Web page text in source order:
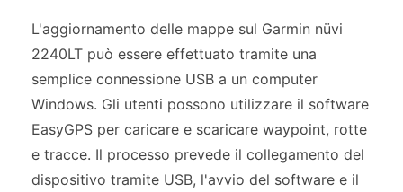
L'aggiornamento delle mappe sul Garmin nüvi
2240LT può essere effettuato tramite una
semplice connessione USB a un computer
Windows. Gli utenti possono utilizzare il software
EasyGPS per caricare e scaricare waypoint, rotte
e tracce. Il processo prevede il collegamento del
dispositivo tramite USB, l'avvio del software e il